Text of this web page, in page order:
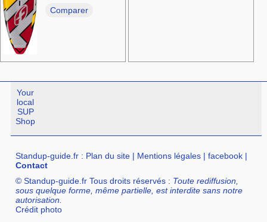
Comparer
Your
local
SUP
Shop
Standup-guide.fr : Plan du site | Mentions légales |facebook |
Contact
© Standup-guide.fr Tous droits réservés : Toute rediffusion,
sous quelque forme, même partielle, est interdite sans notre
autorisation.
Crédit photo